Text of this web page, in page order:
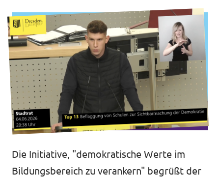
Die Initiative, "demokratische Werte im
Bildungsbereich zu verankern" begrüßt der